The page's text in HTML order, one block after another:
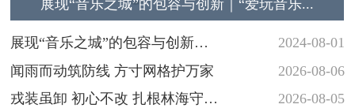
展现“音乐之城”的包容与创新｜“爱玩音乐...
2024-08-01
展现“音乐之城”的包容与创新
｜“爱玩音...
2026-08-06
闻雨而动筑防线 方寸网格护万家
2026-08-05
戎装虽卸 初心不改 扎根林海守护